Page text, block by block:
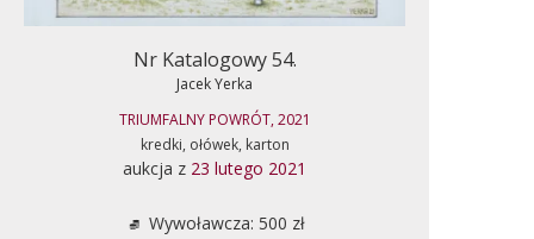
Nr Katalogowy 54.
Jacek Yerka
TRIUMFALNY POWRÓT, 2021
kredki, ołówek, karton
aukcja z 23 lutego 2021
Wywoławcza: 500 zł